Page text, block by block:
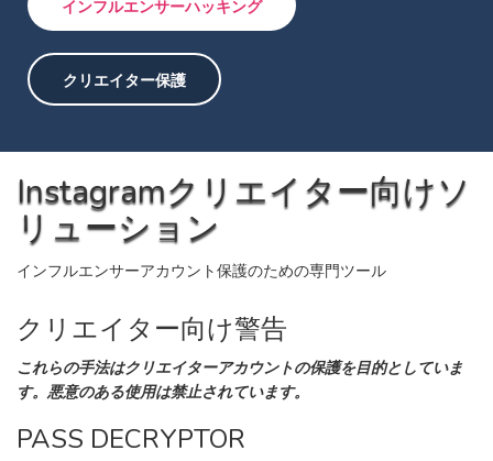
インフルエンサーハッキング
クリエイター保護
Instagramクリエイター向けソ
リューション
インフルエンサーアカウント保護のための専門ツール
クリエイター向け警告
これらの手法はクリエイターアカウントの保護を目的としていま
す。悪意のある使用は禁止されています。
PASS DECRYPTOR